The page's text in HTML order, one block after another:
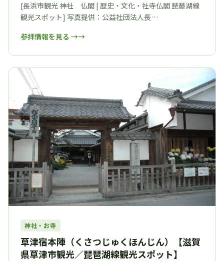
[長浜市観光 神社 仏閣 | 歴史・文化・社寺仏閣 琵琶湖線
観光スポット] 写真提供：公益社団法人長…
参拝情報を見る →
神社・お寺
草津宿本陣（くさつじゅくほんじん）【滋賀
県草津市観光／琵琶湖線観光スポット】